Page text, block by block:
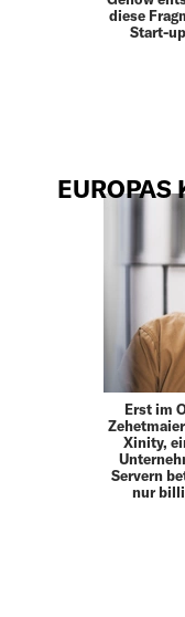
diese
Start-
Erst im
Xinity,
Servern
nur